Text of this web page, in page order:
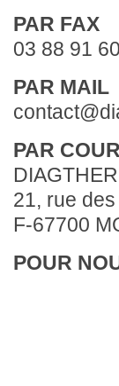
PAR FAX
03 88 91
PAR MAIL
PAR
21, rue
F-67700
POUR